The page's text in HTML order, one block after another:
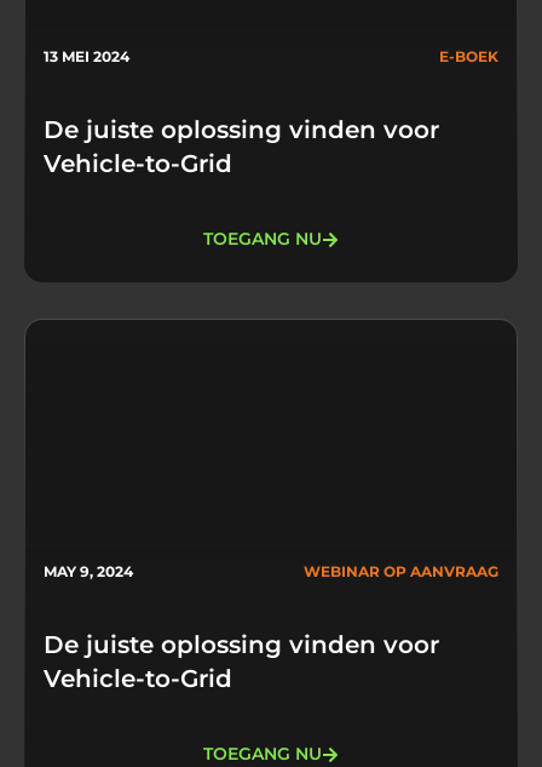
13 MEI 2024 E-BOEK
De juiste oplossing vinden voor
Vehicle-to-Grid
TOEGANG NU
MAY 9, 2024 WEBINAR OP AANVRAAG
De juiste oplossing vinden voor
Vehicle-to-Grid
TOEGANG NU